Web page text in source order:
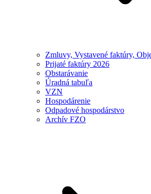
Zmluvy, Vystavené faktúry,
Prijaté faktúry 2026
Obstarávanie
Úradná tabuľa
VZN
Hospodárenie
Odpadové hospodárstvo
Archív FZO